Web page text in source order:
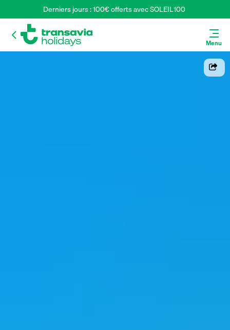
Derniers jours : 100€ offerts avec SOLEIL100
Menu